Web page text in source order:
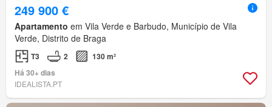
249 900 €
Apartamento em Vila Verde e Barbudo, Município de Vila
Verde, Distrito de Braga
T3 2
130 m²
Há 30+ dias
IDEALISTA.PT